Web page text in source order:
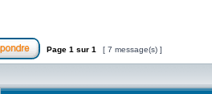
Page 1 sur 1 [ 7 message(s) ]